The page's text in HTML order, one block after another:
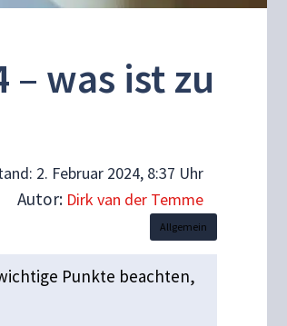
was ist zu
2. Februar 2024, 8:37 Uhr
Autor: Dirk van der Temme
Allgemein
Punkte beachten,